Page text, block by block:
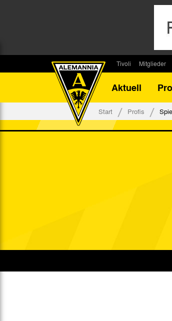
Tivoli
Stadionsprecher
Mitglieder
Kontakt
Aktuell
Start Profis